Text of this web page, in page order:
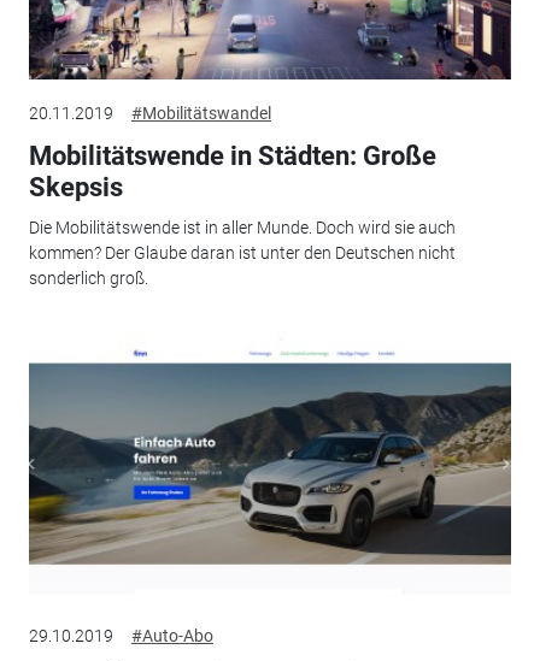
20.11.2019 #Mobilitätswandel
Mobilitätswende in Städten: Große
Skepsis
Die Mobilitätswende ist in aller Munde. Doch wird sie auch
kommen? Der Glaube daran ist unter den Deutschen nicht
sonderlich groß.
29.10.2019 #Auto-Abo